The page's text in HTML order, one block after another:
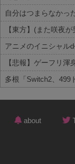
【東方】(また咲夜
アニメのイニシャル
【悲報】ゲーフリ
Powered by livedoor
about